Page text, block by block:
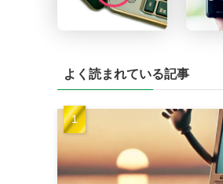
よく読まれている記事